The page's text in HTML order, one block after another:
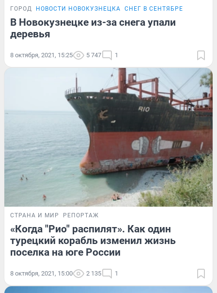
ГОРОД НОВОСТИ НОВОКУЗНЕЦКА СНЕГ В СЕНТЯБРЕ
В Новокузнецке из-за снега упали
деревья
8 октября, 2021, 15:25 5 747 1
СТРАНА И МИР РЕПОРТАЖ
«Когда "Рио" распилят». Как один
турецкий корабль изменил жизнь
поселка на юге России
8 октября, 2021, 15:00 2 135 1